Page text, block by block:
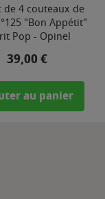
de 4 couteaux de
"Bon Appétit"
Pop - Opinel
Prix
39,00 €
au panier